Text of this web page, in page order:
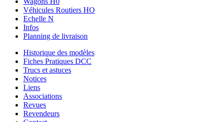
Véhicules Routiers HO
Echelle N
Infos
Planning de livraison
Historique des modèles
Fiches Pratiques DCC
Trucs et astuces
Notices
Liens
Associations
Revues
Revendeurs